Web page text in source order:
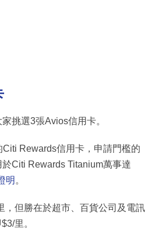
挑選3張Avios信用卡。
Rewards信用卡，申請門檻的
Citi Rewards Titanium萬事達
明 。
，但勝在於超市、百貨公司及電訊
里。